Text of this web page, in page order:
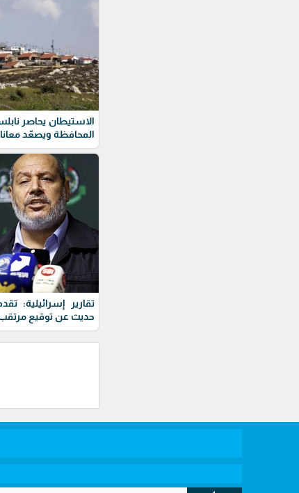
الاستيطان يحاصر
المحافظة ويصعّد
تقارير
حديث عن توقيع